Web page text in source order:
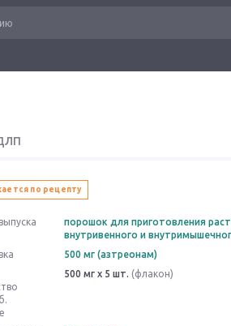
по рецепту
порошок для приготовления
внутривенного и
500 мг (азтреонам)
500 мг x 5 шт. (флакон)